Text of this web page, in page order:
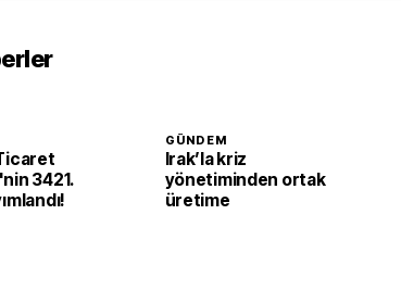
3421.
GÜNDEM
Irak’la kriz
yönetiminden ortak
üretime